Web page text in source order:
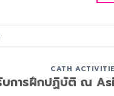
CATH
บการฝึกปฏิบัติ ณ